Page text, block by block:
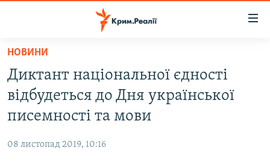
Перейти
основного
матеріалу
Перейти
до
основної
ВОДА.КРИМ
ВІДЕО ТА ФОТО
БЛОГИ
НОВИНИ
Диктант національної єдності
відбудеться до Дня української
писемності та мови
08 листопад 2019, 10:16